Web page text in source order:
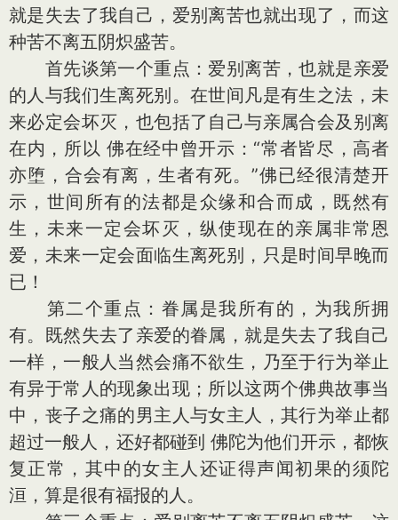
就是失去了我自己，爱别离苦也就出现了，而这
种苦不离五阴炽盛苦。
首先谈第一个重点：爱别离苦，也就是亲爱
的人与我们生离死别。在世间凡是有生之法，未
来必定会坏灭，也包括了自己与亲属合会及别离
在内，所以 佛在经中曾开示：“常者皆尽，高者
亦堕，合会有离，生者有死。”佛已经很清楚开
示，世间所有的法都是众缘和合而成，既然有
生，未来一定会坏灭，纵使现在的亲属非常恩
爱，未来一定会面临生离死别，只是时间早晚而
已！
第二个重点：眷属是我所有的，为我所拥
有。既然失去了亲爱的眷属，就是失去了我自己
一样，一般人当然会痛不欲生，乃至于行为举止
有异于常人的现象出现；所以这两个佛典故事当
中，丧子之痛的男主人与女主人，其行为举止都
超过一般人，还好都碰到 佛陀为他们开示，都恢
复正常，其中的女主人还证得声闻初果的须陀
洹，算是很有福报的人。